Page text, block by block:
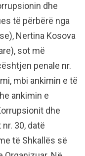
dhe
të përbërë nga
Nertina Kosova
sot më
penale nr.
mbi ankimin e të
ankimin e
dhe
30, datë
të Shkallës së